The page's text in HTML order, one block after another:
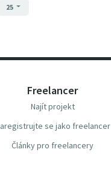
25
Freelancer
Najít projekt
se jako freelancer
Články pro freelancery